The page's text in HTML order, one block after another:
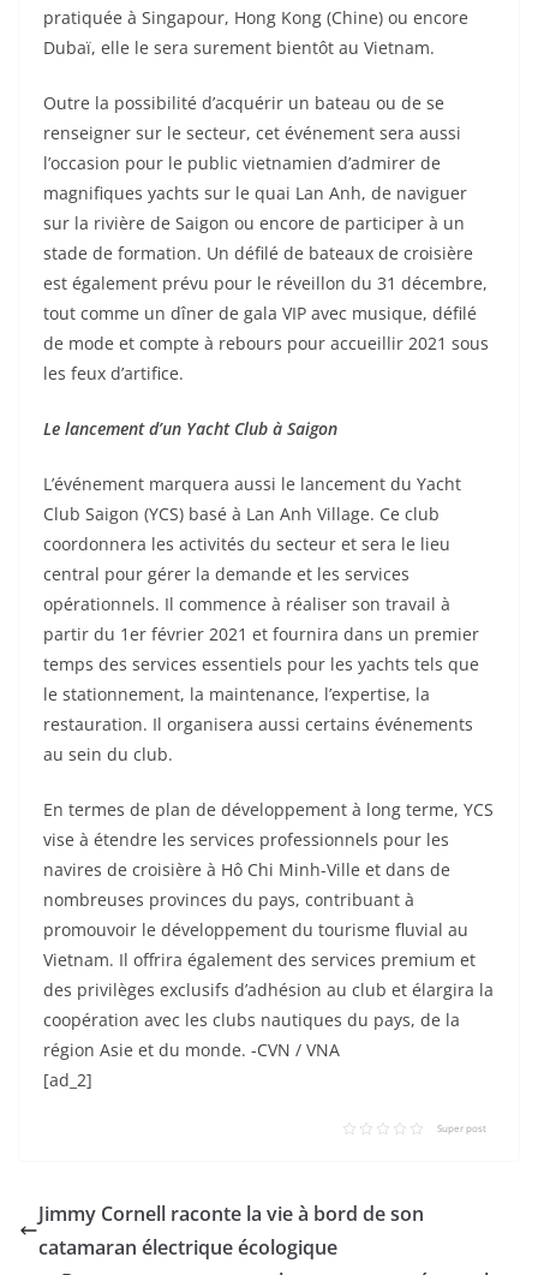
pratiquée à Singapour, Hong Kong (Chine) ou encore
Dubaï, elle le sera surement bientôt au Vietnam.
Outre la possibilité d’acquérir un bateau ou de se
renseigner sur le secteur, cet événement sera aussi
l’occasion pour le public vietnamien d’admirer de
magnifiques yachts sur le quai Lan Anh, de naviguer
sur la rivière de Saigon ou encore de participer à un
stade de formation. Un défilé de bateaux de croisière
est également prévu pour le réveillon du 31 décembre,
tout comme un dîner de gala VIP avec musique, défilé
de mode et compte à rebours pour accueillir 2021 sous
les feux d’artifice.
Le lancement d’un Yacht Club à Saigon
L’événement marquera aussi le lancement du Yacht
Club Saigon (YCS) basé à Lan Anh Village. Ce club
coordonnera les activités du secteur et sera le lieu
central pour gérer la demande et les services
opérationnels. Il commence à réaliser son travail à
partir du 1er février 2021 et fournira dans un premier
temps des services essentiels pour les yachts tels que
le stationnement, la maintenance, l’expertise, la
restauration. Il organisera aussi certains événements
au sein du club.
En termes de plan de développement à long terme, YCS
vise à étendre les services professionnels pour les
navires de croisière à Hô Chi Minh-Ville et dans de
nombreuses provinces du pays, contribuant à
promouvoir le développement du tourisme fluvial au
Vietnam. Il offrira également des services premium et
des privilèges exclusifs d’adhésion au club et élargira la
coopération avec les clubs nautiques du pays, de la
région Asie et du monde. -CVN / VNA
[ad_2]
Super post
Jimmy Cornell raconte la vie à bord de son
catamaran électrique écologique